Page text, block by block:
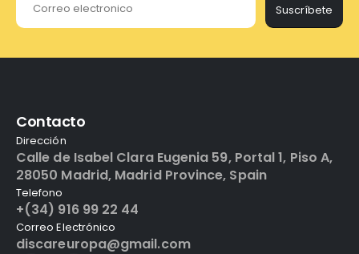
Suscríbete
Contacto
Dirección
Calle de Isabel Clara Eugenia 59, Portal 1, Piso A,
28050 Madrid, Madrid Province, Spain
Telefono
+(34) 916 99 22 44
Correo Electrónico
discareuropa@gmail.com